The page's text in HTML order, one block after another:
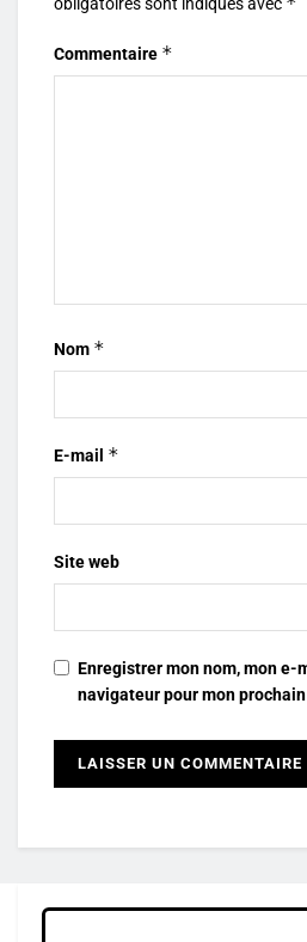
Commentaire *
Nom *
E-mail *
Site web
Enregistrer mon nom, mon e-
navigateur pour mon